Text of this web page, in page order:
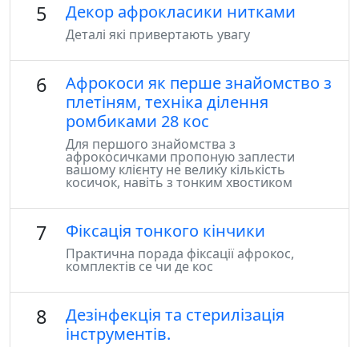
5 Декор афрокласики нитками
Деталі які привертають увагу
6
Афрокоси як перше знайомство з
плетіням, техніка ділення
ромбиками 28 кос
Для першого знайомства з
афрокосичками пропоную заплести
вашому клієнту не велику кількість
косичок, навіть з тонким хвостиком
7 Фіксація тонкого кінчики
Практична порада фіксації афрокос,
комплектів се чи де кос
8
Дезінфекція та стерилізація
інструментів.